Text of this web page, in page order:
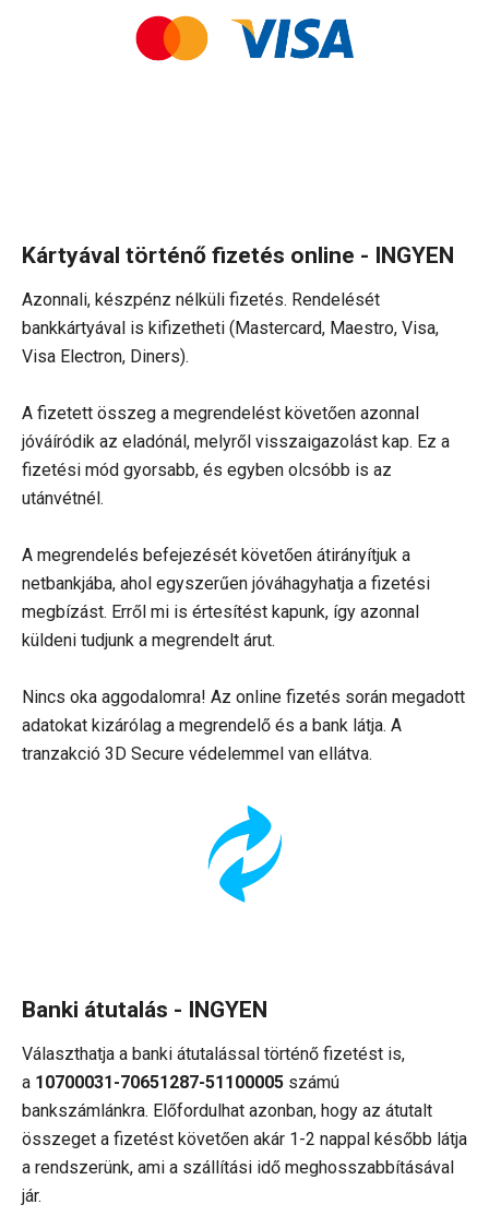
Kártyával történő fizetés online - INGYEN
Azonnali, készpénz nélküli fizetés. Rendelését
bankkártyával is kifizetheti (Mastercard, Maestro, Visa,
Visa Electron, Diners).
A fizetett összeg a megrendelést követően azonnal
jóváíródik az eladónál, melyről visszaigazolást kap. Ez a
fizetési mód gyorsabb, és egyben olcsóbb is az
utánvétnél.
A megrendelés befejezését követően átirányítjuk a
netbankjába, ahol egyszerűen jóváhagyhatja a fizetési
megbízást. Erről mi is értesítést kapunk, így azonnal
küldeni tudjunk a megrendelt árut.
Nincs oka aggodalomra! Az online fizetés során megadott
adatokat kizárólag a megrendelő és a bank látja. A
tranzakció 3D Secure védelemmel van ellátva.
Banki átutalás - INGYEN
Választhatja a banki átutalással történő fizetést is,
a 10700031-70651287-51100005 számú
bankszámlánkra. Előfordulhat azonban, hogy az átutalt
összeget a fizetést követően akár 1-2 nappal később látja
a rendszerünk, ami a szállítási idő meghosszabbításával
jár.